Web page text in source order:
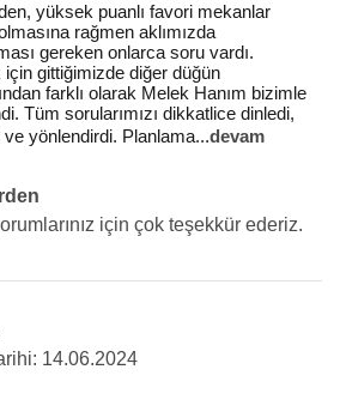
yüksek puanlı favori mekanlar
rağmen aklımızda
gereken onlarca soru vardı.
için gittiğimizde diğer düğün
farklı olarak Melek Hanım bizimle
Tüm sorularımızı dikkatlice dinledi,
ve yönlendirdi. Planlama...devam
için çok teşekkür ederiz.
14.06.2024